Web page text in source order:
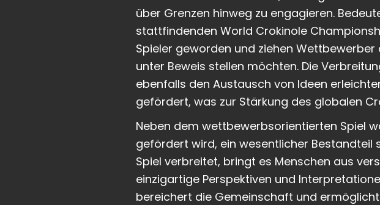
über Grenzen hinweg zu engagieren.
stattfindenden World Crokinole
Spieler geworden und ziehen
unter Beweis stellen möchten. Die
ebenfalls den Austausch von Ideen
gefördert, was zur Stärkung des globalen
Neben dem wettbewerbsorientierten Spiel
gefördert wird, ein wesentlicher Bestandteil
Spiel verbreitet, bringt es Menschen aus
einzigartige Perspektiven und
bereichert die Gemeinschaft und